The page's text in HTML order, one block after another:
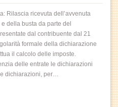
Rilascia ricevuta dell’avvenuta
della busta da parte del
dal contribuente dal 21
formale della dichiarazione
il calcolo delle imposte.
delle entrate le dichiarazioni
dichiarazioni, per…